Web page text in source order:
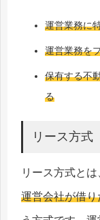
運営業務に
運営業務を
保有する不
る
リース方式
リース方式とは
運営会社が借